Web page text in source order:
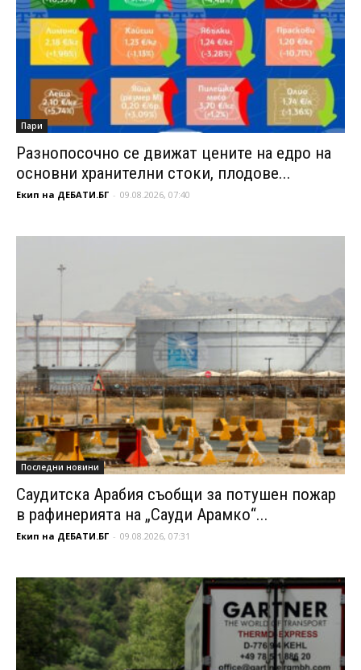
Пари
Разнопосочно се движат цените на едро на
основни хранителни стоки, плодове...
Екип на ДЕБАТИ.БГ - 09.08.2026, 07:40
Последни новини
Саудитска Арабия съобщи за потушен пожар
в рафинерията на „Сауди Арамко“...
Екип на ДЕБАТИ.БГ - 09.08.2026, 07:31